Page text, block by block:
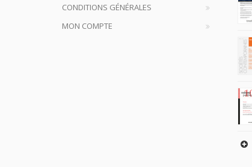
CONDITIONS GÉNÉRALES
MON COMPTE